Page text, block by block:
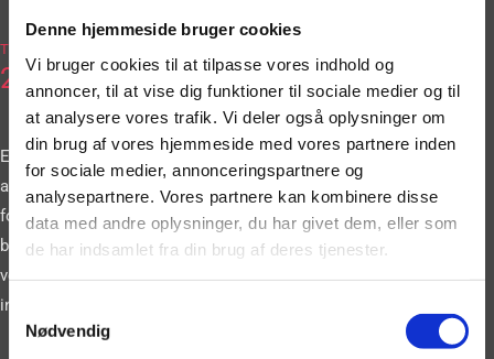
Denne hjemmeside bruger cookies
Vi bruger cookies til at tilpasse vores indhold og
annoncer, til at vise dig funktioner til sociale medier og til
at analysere vores trafik. Vi deler også oplysninger om
din brug af vores hjemmeside med vores partnere inden
for sociale medier, annonceringspartnere og
analysepartnere. Vores partnere kan kombinere disse
data med andre oplysninger, du har givet dem, eller som
de har indsamlet fra din brug af deres tjenester.
Samtykkevalg
Nødvendig
Tlf.
2036
2663
Eller book vores
artister gennem vores
formular. Vi
bestræber os på at
vende tilbage til dig
inden for 24 timer.